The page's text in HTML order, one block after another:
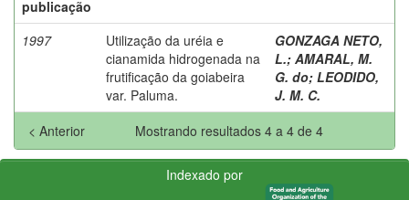
publicação
1997
Utilização da uréia e
cianamida hidrogenada na
frutificação da goiabeira
var. Paluma.
GONZAGA NETO,
L.; AMARAL, M.
G. do; LEODIDO,
J. M. C.
Mostrando resultados 4 a 4 de 4
< Anterior
Indexado por